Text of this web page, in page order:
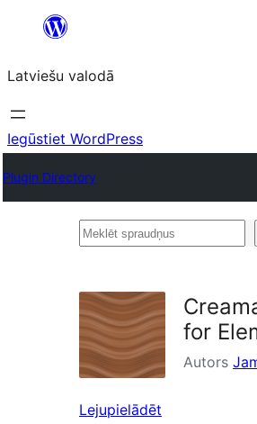
Pāriet
saturu
Latviešu valodā
Iegūstiet WordPress
Plugin Directory
Meklēt
for
Autors
Lejupielādēt